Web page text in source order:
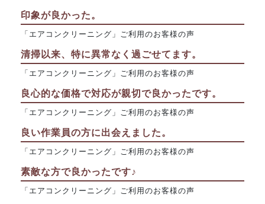
印象が良かった。
「エアコンクリーニング」ご利用のお客様の声
清掃以来、特に異常なく過ごせてます。
「エアコンクリーニング」ご利用のお客様の声
良心的な価格で対応が親切で良かったです。
「エアコンクリーニング」ご利用のお客様の声
良い作業員の方に出会えました。
「エアコンクリーニング」ご利用のお客様の声
素敵な方で良かったです♪
「エアコンクリーニング」ご利用のお客様の声